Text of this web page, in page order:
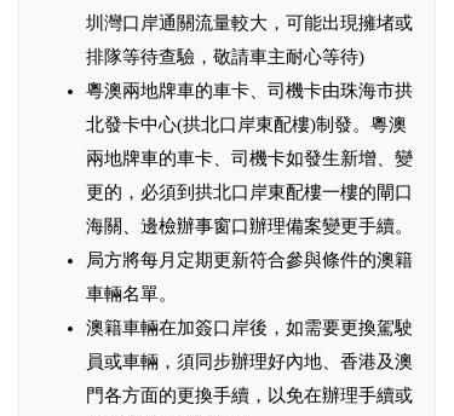
圳灣口岸通關流量較大，可能出現擁堵或
排隊等待查驗，敬請車主耐心等待)
粵澳兩地牌車的車卡、司機卡由珠海市拱
北發卡中心(拱北口岸東配樓)制發。粵澳
兩地牌車的車卡、司機卡如發生新增、變
更的，必須到拱北口岸東配樓一樓的閘口
海關、邊檢辦事窗口辦理備案變更手續。
局方將每月定期更新符合參與條件的澳籍
車輛名單。
澳籍車輛在加簽口岸後，如需要更換駕駛
員或車輛，須同步辦理好內地、香港及澳
門各方面的更換手續，以免在辦理手續或